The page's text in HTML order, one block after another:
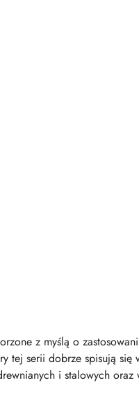
z myślą o
tej serii dobrze spisują
i stalowych oraz